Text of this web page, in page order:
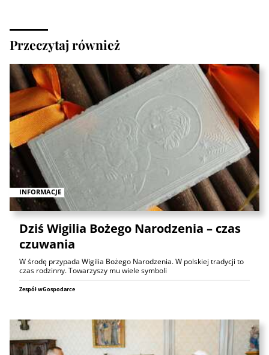
Przeczytaj również
INFORMACJE
Dziś Wigilia Bożego Narodzenia – czas
czuwania
W środę przypada Wigilia Bożego Narodzenia. W polskiej tradycji to
czas rodzinny. Towarzyszy mu wiele symboli
Zespół wGospodarce